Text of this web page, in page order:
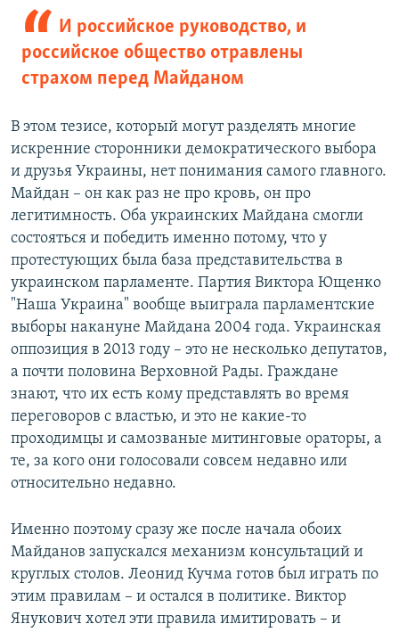
И российское руководство, и
российское общество отравлены
страхом перед Майданом
В этом тезисе, который могут разделять многие
искренние сторонники демократического выбора
и друзья Украины, нет понимания самого главного.
Майдан – он как раз не про кровь, он про
легитимность. Оба украинских Майдана смогли
состояться и победить именно потому, что у
протестующих была база представительства в
украинском парламенте. Партия Виктора Ющенко
"Наша Украина" вообще выиграла парламентские
выборы накануне Майдана 2004 года. Украинская
оппозиция в 2013 году – это не несколько депутатов,
а почти половина Верховной Рады. Граждане
знают, что их есть кому представлять во время
переговоров с властью, и это не какие-то
проходимцы и самозваные митинговые ораторы, а
те, за кого они голосовали совсем недавно или
относительно недавно.
Именно поэтому сразу же после начала обоих
Майданов запускался механизм консультаций и
круглых столов. Леонид Кучма готов был играть по
этим правилам – и остался в политике. Виктор
Янукович хотел эти правила имитировать – и